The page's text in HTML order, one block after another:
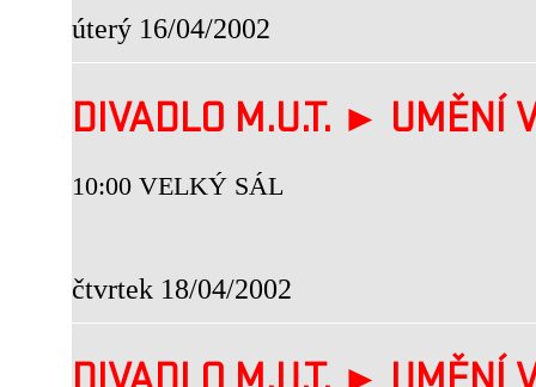
úterý 16/04/2002
DIVADLO M.U.T. ►
10:00 VELKÝ SÁL
čtvrtek 18/04/2002